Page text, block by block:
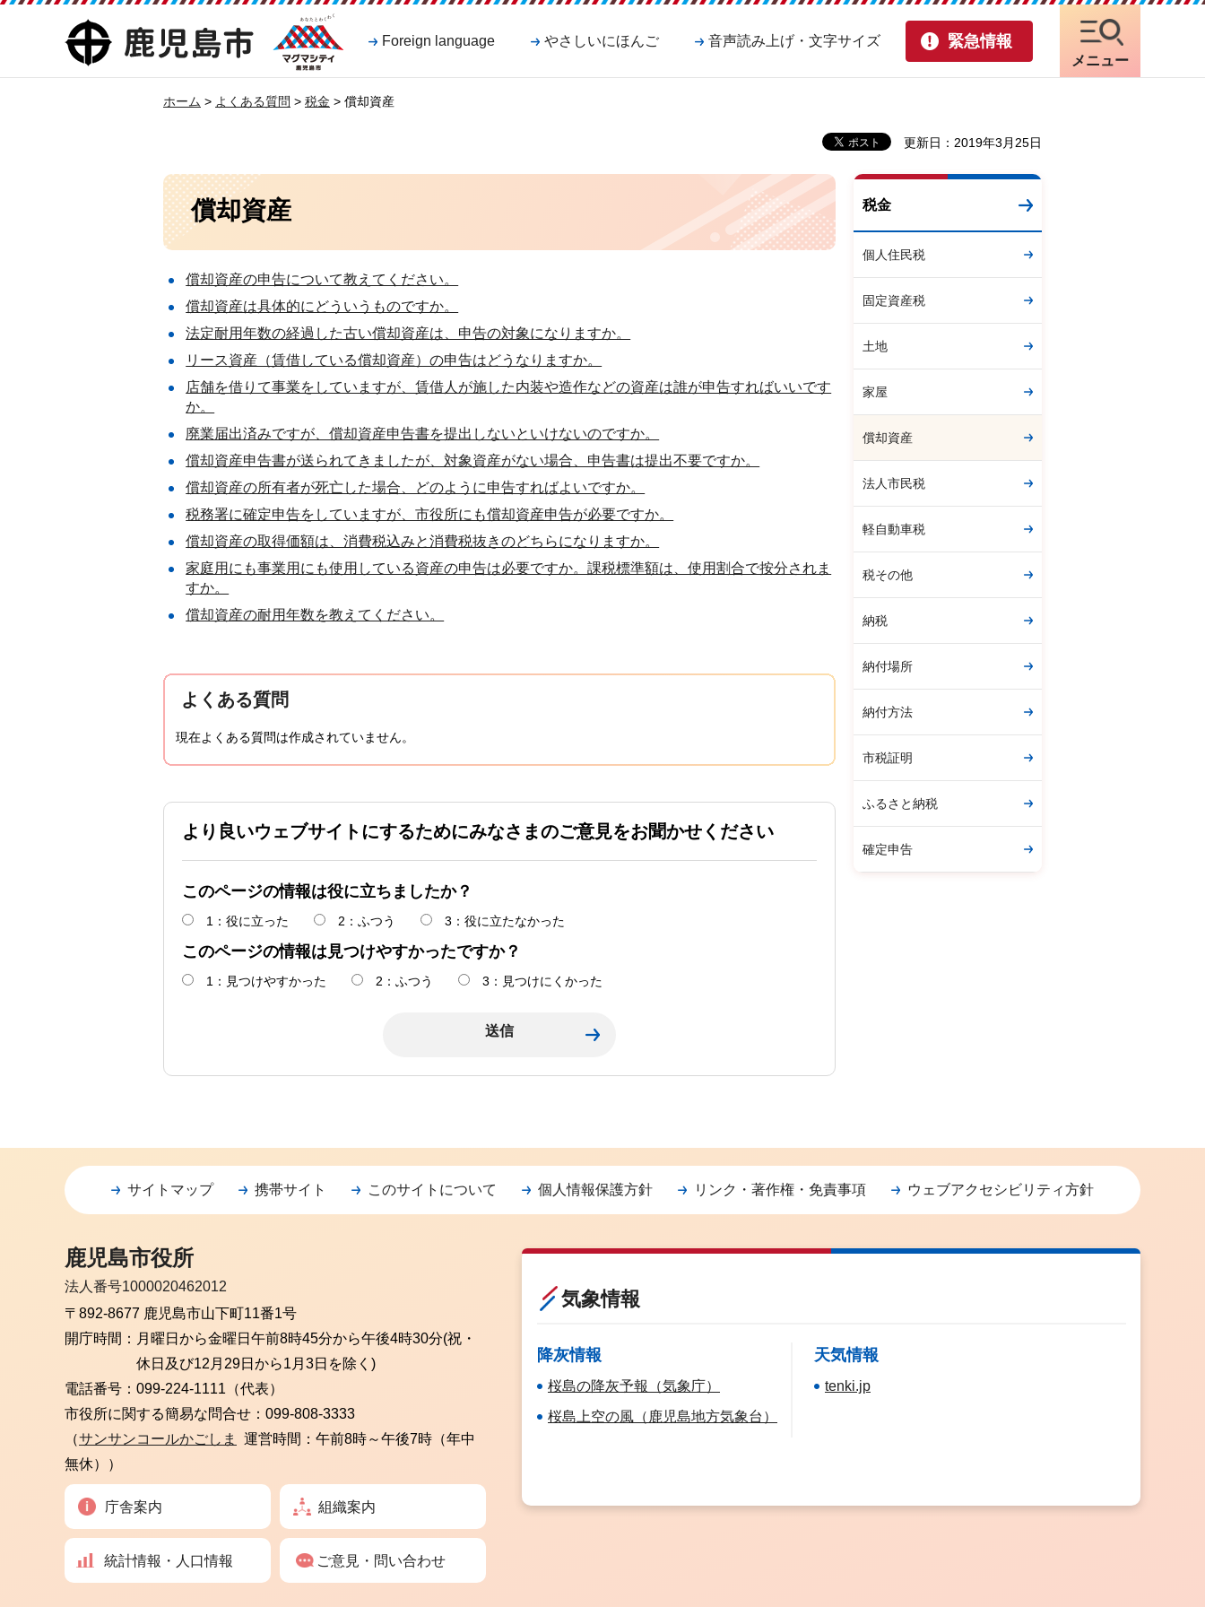
鹿児島市
マグマシティ
鹿児島市
Foreign language やさしいにほんご 音声読み上げ・文字サイズ 緊急情報
メニュー
ホーム > よくある質問 > 税金 > 償却資産
更新日：2019年3月25日
償却資産
償却資産の申告について教えてください。
償却資産は具体的にどういうものですか。
法定耐用年数の経過した古い償却資産は、申告の対象になりますか。
リース資産（賃借している償却資産）の申告はどうなりますか。
店舗を借りて事業をしていますが、賃借人が施した内装や造作などの資産は誰が申告すればいいです
か。
廃業届出済みですが、償却資産申告書を提出しないといけないのですか。
償却資産申告書が送られてきましたが、対象資産がない場合、申告書は提出不要ですか。
償却資産の所有者が死亡した場合、どのように申告すればよいですか。
税務署に確定申告をしていますが、市役所にも償却資産申告が必要ですか。
償却資産の取得価額は、消費税込みと消費税抜きのどちらになりますか。
家庭用にも事業用にも使用している資産の申告は必要ですか。課税標準額は、使用割合で按分されま
すか。
償却資産の耐用年数を教えてください。
よくある質問
現在よくある質問は作成されていません。
より良いウェブサイトにするためにみなさまのご意見をお聞かせください
このページの情報は役に立ちましたか？
1：役に立った 2：ふつう 3：役に立たなかった
このページの情報は見つけやすかったですか？
1：見つけやすかった 2：ふつう 3：見つけにくかった
税金
個人住民税
固定資産税
土地
家屋
償却資産
法人市民税
軽自動車税
税その他
納税
納付場所
納付方法
市税証明
ふるさと納税
確定申告
サイトマップ 携帯サイト このサイトについて 個人情報保護方針 リンク・著作権・免責事項 ウェブアクセシビリティ方針
鹿児島市役所
法人番号1000020462012
〒892-8677 鹿児島市山下町11番1号
開庁時間： 月曜日から金曜日 午前8時45分から午後4時30分(祝・
休日及び12月29日から1月3日を除く)
電話番号： 099-224-1111（代表）
市役所に関する簡易な問合せ： 099-808-3333
（サンサンコールかごしま
運営時間：午前8時～午後7時（年中
無休））
庁舎案内 組織案内
統計情報・人口情報 ご意見・問い合わせ
気象情報
降灰情報
桜島の降灰予報（気象庁）
桜島上空の風（鹿児島地方気象台）
天気情報
tenki.jp